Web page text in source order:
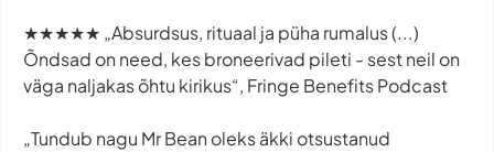
★★★★★ „Absurdsus, rituaal ja püha rumalus (...)
Õndsad on need, kes broneerivad pileti - sest neil on
väga naljakas õhtu kirikus“, Fringe Benefits Podcast
„Tundub nagu Mr Bean oleks äkki otsustanud